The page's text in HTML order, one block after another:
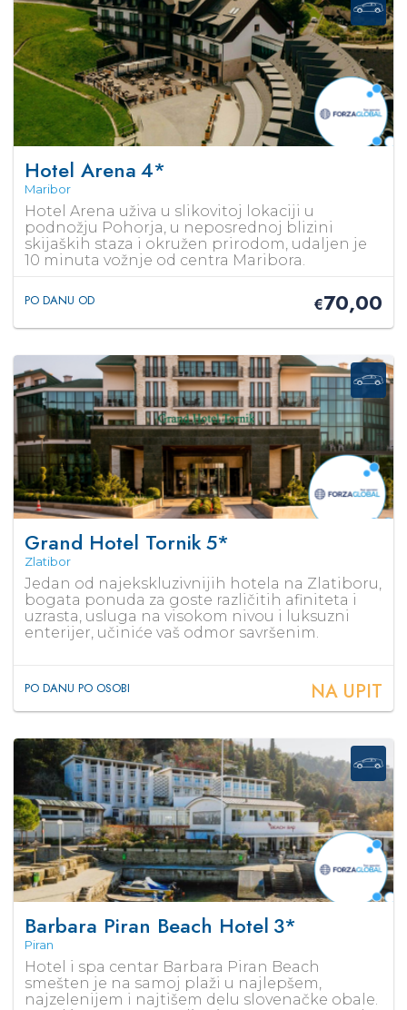
Hotel Arena4*
Maribor
Hotel Arena uživa u slikovitoj lokaciji u
podnožju Pohorja, u neposrednoj blizini
skijaških staza i okružen prirodom, udaljen je
10 minuta vožnje od centra Maribora.
PO DANU OD €70,00
Grand Hotel Tornik5*
Zlatibor
Jedan od najekskluzivnijih hotela na Zlatiboru,
bogata ponuda za goste različitih afiniteta i
uzrasta, usluga na visokom nivou i luksuzni
enterijer, učiniće vaš odmor savršenim.
PO DANU PO OSOBI NA UPIT
Barbara Piran Beach Hotel 3*
Piran
Hotel i spa centar Barbara Piran Beach
smešten je na samoj plaži u najlepšem,
najzelenijem i najtišem delu slovenačke obale.